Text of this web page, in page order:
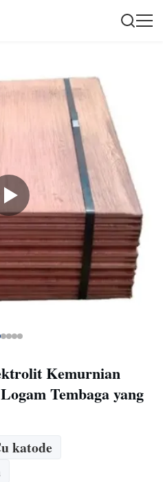
Kemurnian
Tembaga yang
katode